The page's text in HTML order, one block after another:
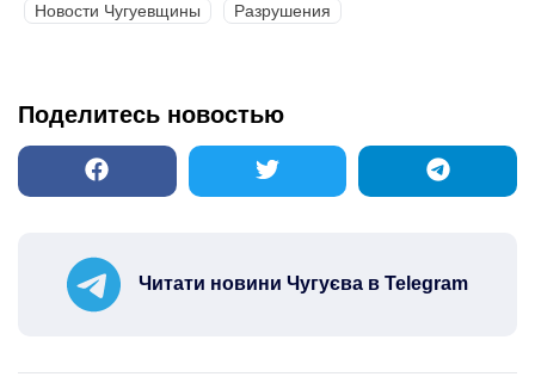
Новости Чугуевщины
Разрушения
Поделитесь новостью
Читати новини Чугуєва в Telegram